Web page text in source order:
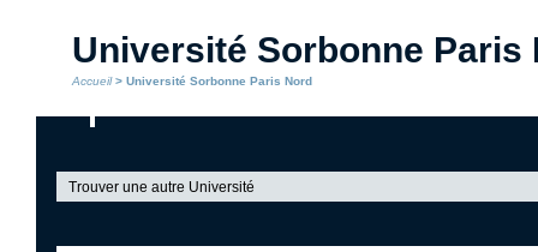
Université Sorbonne Paris
Accueil> Université Sorbonne Paris Nord
Trouver une autre Université